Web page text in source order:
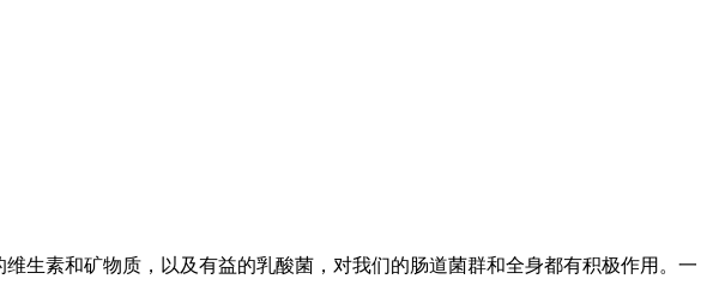
生素和矿物质，以及有益的乳酸菌，对我们的肠道菌群和全身都有积极作用。一